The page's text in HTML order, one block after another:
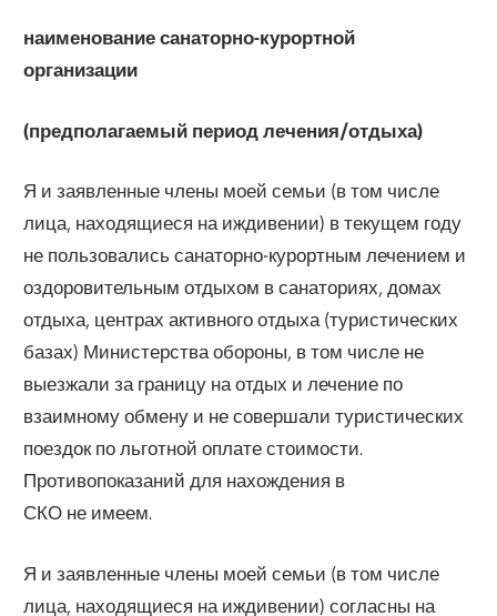
наименование санаторно-курортной
организации
(предполагаемый период лечения/отдыха)
Я и заявленные члены моей семьи (в том числе
лица, находящиеся на иждивении) в текущем году
не пользовались санаторно-курортным лечением и
оздоровительным отдыхом в санаториях, домах
отдыха, центрах активного отдыха (туристических
базах) Министерства обороны, в том числе не
выезжали за границу на отдых и лечение по
взаимному обмену и не совершали туристических
поездок по льготной оплате стоимости.
Противопоказаний для нахождения в
СКО не имеем.
Я и заявленные члены моей семьи (в том числе
лица, находящиеся на иждивении) согласны на